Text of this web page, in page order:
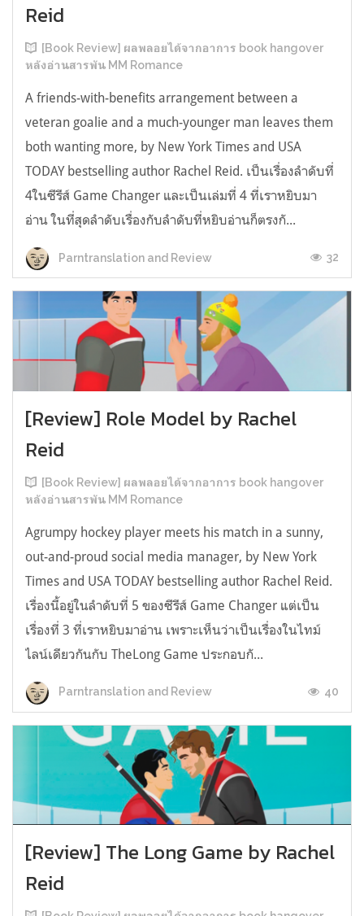
Reid
[Book Review] ผลพลอยได้จากอาการ book hangover
หลังอ่านสารพัน MM Romance
A friends-with-benefits arrangement between a
veteran goalie and a much-younger man leaves them
both wanting more, by New York Times and USA
TODAY bestselling author Rachel Reid. เป็นเรื่องลำดับที่
4ในซีรีส์ Game Changer และเป็นเล่มที่ 4 ที่เราหยิบมา
อ่าน ในที่สุดลำดับเรื่องกับลำดับที่หยิบอ่านก็ตรงกั...
Parntranslation and Review 32
[Review] Role Model by Rachel
Reid
[Book Review] ผลพลอยได้จากอาการ book hangover
หลังอ่านสารพัน MM Romance
Agrumpy hockey player meets his match in a sunny,
out-and-proud social media manager, by New York
Times and USA TODAY bestselling author Rachel Reid.
เรื่องนี้อยู่ในลำดับที่ 5 ของซีรีส์ Game Changer แต่เป็น
เรื่องที่ 3 ที่เราหยิบมาอ่าน เพราะเห็นว่าเป็นเรื่องในไทม์
ไลน์เดียวกันกับ TheLong Game ประกอบกั...
Parntranslation and Review 40
[Review] The Long Game by Rachel
Reid